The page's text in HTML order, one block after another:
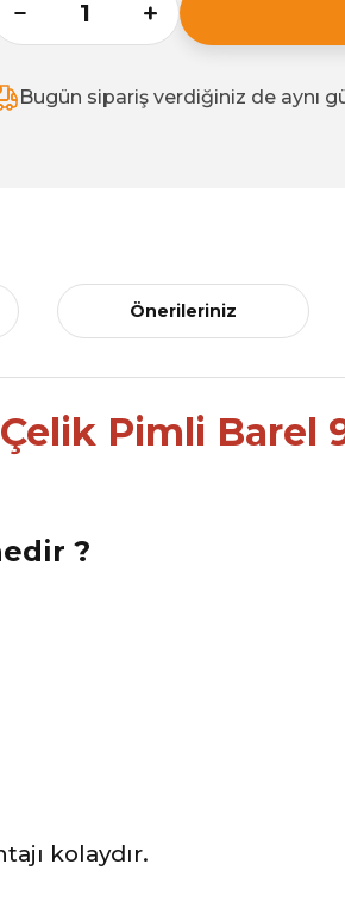
Bugün sipariş verdiğiniz de aynı
Önerileriniz
?
kolaydır.